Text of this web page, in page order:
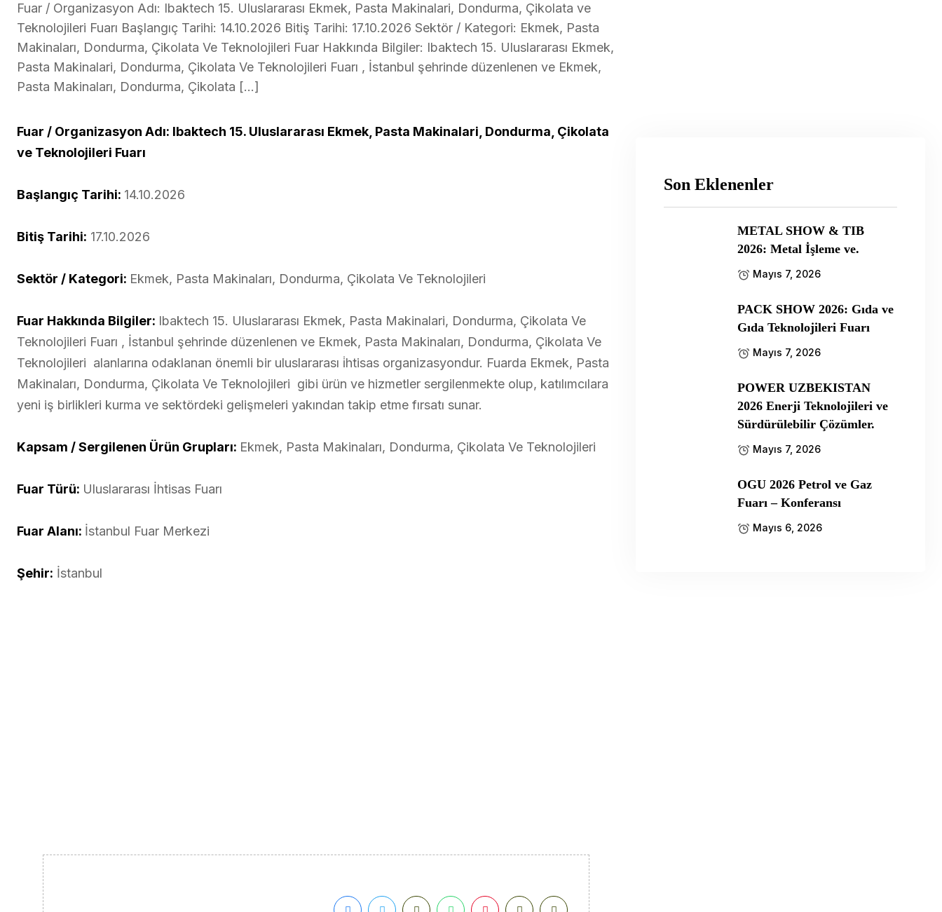
Fuar / Organizasyon Adı: Ibaktech 15. Uluslararası Ekmek, Pasta Makinalari, Dondurma, Çikolata ve
Teknolojileri Fuarı Başlangıç Tarihi: 14.10.2026 Bitiş Tarihi: 17.10.2026 Sektör / Kategori: Ekmek, Pasta
Makinaları, Dondurma, Çikolata Ve Teknolojileri Fuar Hakkında Bilgiler: Ibaktech 15. Uluslararası Ekmek,
Pasta Makinalari, Dondurma, Çikolata Ve Teknolojileri Fuarı , İstanbul şehrinde düzenlenen ve Ekmek,
Pasta Makinaları, Dondurma, Çikolata […]
Fuar / Organizasyon Adı: Ibaktech 15. Uluslararası Ekmek, Pasta Makinalari, Dondurma, Çikolata
ve Teknolojileri Fuarı
Başlangıç Tarihi: 14.10.2026
Bitiş Tarihi: 17.10.2026
Sektör / Kategori: Ekmek, Pasta Makinaları, Dondurma, Çikolata Ve Teknolojileri
Fuar Hakkında Bilgiler: Ibaktech 15. Uluslararası Ekmek, Pasta Makinalari, Dondurma, Çikolata Ve
Teknolojileri Fuarı , İstanbul şehrinde düzenlenen ve Ekmek, Pasta Makinaları, Dondurma, Çikolata Ve
Teknolojileri alanlarına odaklanan önemli bir uluslararası i̇htisas organizasyondur. Fuarda Ekmek, Pasta
Makinaları, Dondurma, Çikolata Ve Teknolojileri gibi ürün ve hizmetler sergilenmekte olup, katılımcılara
yeni iş birlikleri kurma ve sektördeki gelişmeleri yakından takip etme fırsatı sunar.
Kapsam / Sergilenen Ürün Grupları: Ekmek, Pasta Makinaları, Dondurma, Çikolata Ve Teknolojileri
Fuar Türü: Uluslararası İhtisas Fuarı
Fuar Alanı: İstanbul Fuar Merkezi
Şehir: İstanbul
Son Eklenenler
METAL SHOW & TIB
2026: Metal İşleme ve.
Mayıs 7, 2026
PACK SHOW 2026: Gıda ve
Gıda Teknolojileri Fuarı
Mayıs 7, 2026
POWER UZBEKISTAN
2026 Enerji Teknolojileri ve
Sürdürülebilir Çözümler.
Mayıs 7, 2026
OGU 2026 Petrol ve Gaz
Fuarı – Konferansı
Mayıs 6, 2026